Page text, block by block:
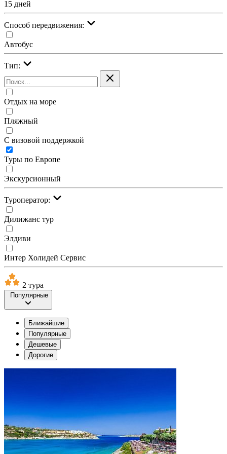
15 дней
Cпособ передвижения:
Автобус
Тип:
Отдых на море
Пляжный
С визовой поддержкой
Туры по Европе
Экскурсионный
Туроператор:
Дилижанс тур
Элдиви
Интер Холидей Сервис
2 тура
Популярные
Ближайшие
Популярные
Дешевые
Дорогие